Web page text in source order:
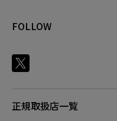
FOLLOW
正規取扱店一覧